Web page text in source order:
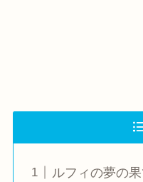
ルフィの夢の